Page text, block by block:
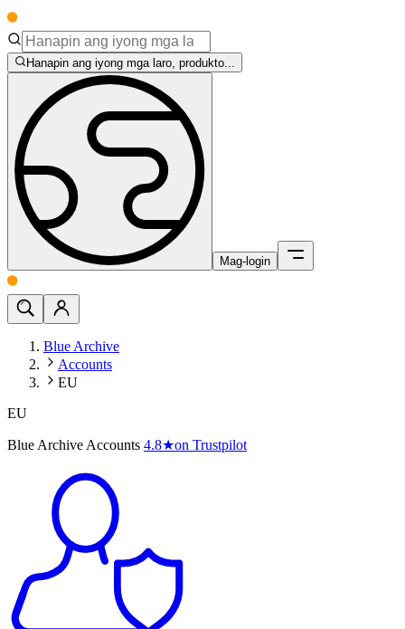
Hanapin ang iyong mga laro, produkto...
Mag-login
Blue Archive
Accounts
EU
EU
Blue Archive Accounts 4.8★on Trustpilot